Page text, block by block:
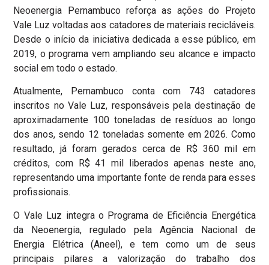
Neoenergia Pernambuco reforça as ações do Projeto
Vale Luz voltadas aos catadores de materiais recicláveis.
Desde o início da iniciativa dedicada a esse público, em
2019, o programa vem ampliando seu alcance e impacto
social em todo o estado.
Atualmente, Pernambuco conta com 743 catadores
inscritos no Vale Luz, responsáveis pela destinação de
aproximadamente 100 toneladas de resíduos ao longo
dos anos, sendo 12 toneladas somente em 2026. Como
resultado, já foram gerados cerca de R$ 360 mil em
créditos, com R$ 41 mil liberados apenas neste ano,
representando uma importante fonte de renda para esses
profissionais.
O Vale Luz integra o Programa de Eficiência Energética
da Neoenergia, regulado pela Agência Nacional de
Energia Elétrica (Aneel), e tem como um de seus
principais pilares a valorização do trabalho dos